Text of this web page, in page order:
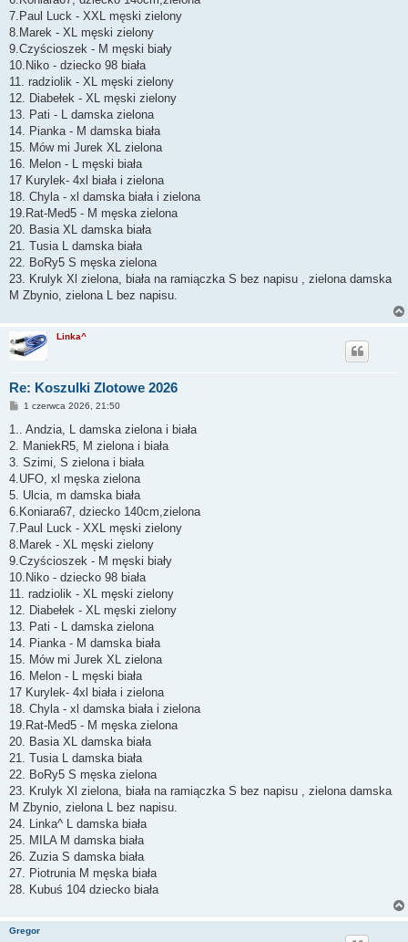
7.Paul Luck - XXL męski zielony
8.Marek - XL męski zielony
9.Czyścioszek - M męski biały
10.Niko - dziecko 98 biała
11. radziolik - XL męski zielony
12. Diabełek - XL męski zielony
13. Pati - L damska zielona
14. Pianka - M damska biała
15. Mów mi Jurek XL zielona
16. Melon - L męski biała
17 Kurylek- 4xl biała i zielona
18. Chyla - xl damska biała i zielona
19.Rat-Med5 - M męska zielona
20. Basia XL damska biała
21. Tusia L damska biała
22. BoRy5 S męska zielona
23. Krulyk Xl zielona, biała na ramiączka S bez napisu , zielona damska
M Zbynio, zielona L bez napisu.
Linka^
Re: Koszulki Zlotowe 2026
P1 czerwca 2026, 21:50
1.. Andzia, L damska zielona i biała
2. ManiekR5, M zielona i biała
3. Szimi, S zielona i biała
4.UFO, xl męska zielona
5. Ulcia, m damska biała
6.Koniara67, dziecko 140cm,zielona
7.Paul Luck - XXL męski zielony
8.Marek - XL męski zielony
9.Czyścioszek - M męski biały
10.Niko - dziecko 98 biała
11. radziolik - XL męski zielony
12. Diabełek - XL męski zielony
13. Pati - L damska zielona
14. Pianka - M damska biała
15. Mów mi Jurek XL zielona
16. Melon - L męski biała
17 Kurylek- 4xl biała i zielona
18. Chyla - xl damska biała i zielona
19.Rat-Med5 - M męska zielona
20. Basia XL damska biała
21. Tusia L damska biała
22. BoRy5 S męska zielona
23. Krulyk Xl zielona, biała na ramiączka S bez napisu , zielona damska
M Zbynio, zielona L bez napisu.
24. Linka^ L damska biała
25. MILA M damska biała
26. Zuzia S damska biała
27. Piotrunia M męska biała
28. Kubuś 104 dziecko biała
Gregor